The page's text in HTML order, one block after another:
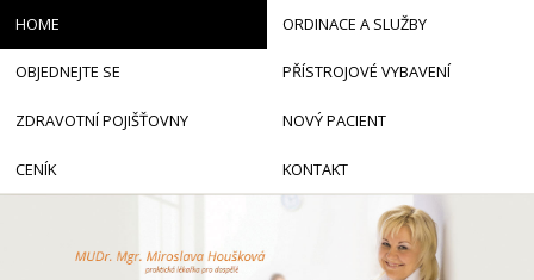
HOME ORDINACE A SLUŽBY
OBJEDNEJTE SE PŘÍSTROJOVÉ VYBAVENÍ
ZDRAVOTNÍ POJIŠŤOVNY NOVÝ PACIENT
CENÍK KONTAKT